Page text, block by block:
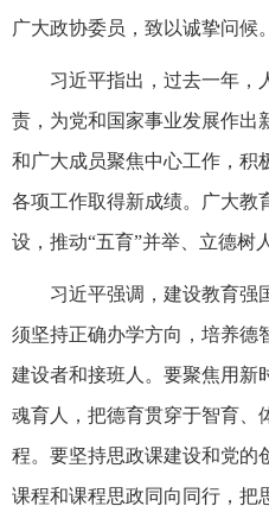
广大政协委员，致以诚挚问候。
习近平指出，过去一年，
责，为党和国家事业发展作出
和广大成员聚焦中心工作，积
各项工作取得新成绩。广大教
设，推动“五育”并举、立德树
习近平强调，建设教育强
须坚持正确办学方向，培养德
建设者和接班人。要聚焦用新
魂育人，把德育贯穿于智育、
程。要坚持思政课建设和党的
课程和课程思政同向同行，把